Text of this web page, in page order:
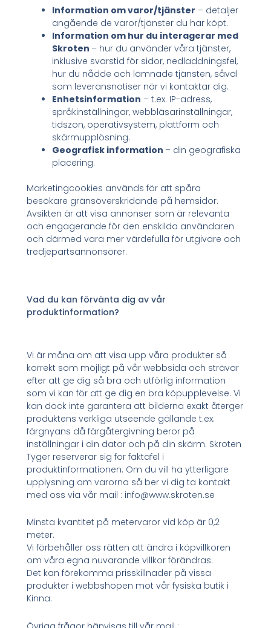
Information om varor/tjänster – detaljer
angående de varor/tjänster du har köpt.
Information om hur du interagerar med
Skroten – hur du använder våra tjänster,
inklusive svarstid för sidor, nedladdningsfel,
hur du nådde och lämnade tjänsten, såväl
som leveransnotiser när vi kontaktar dig.
Enhetsinformation – t.ex. IP-adress,
språkinställningar, webbläsarinställningar,
tidszon, operativsystem, plattform och
skärmupplösning.
Geografisk information – din geografiska
placering.
Marketingcookies används för att spåra
besökare gränsöverskridande på hemsidor.
Avsikten är att visa annonser som är relevanta
och engagerande för den enskilda användaren
och därmed vara mer värdefulla för utgivare och
tredjepartsannonsörer.
Vad du kan förvänta dig av vår
produktinformation?
Vi är måna om att visa upp våra produkter så
korrekt som möjligt på vår webbsida och strävar
efter att ge dig så bra och utförlig information
som vi kan för att ge dig en bra köpupplevelse. Vi
kan dock inte garantera att bilderna exakt återger
produktens verkliga utseende gällande t.ex.
färgnyans då färgåtergivning beror på
inställningar i din dator och på din skärm. Skroten
Tyger reserverar sig för faktafel i
produktinformationen. Om du vill ha ytterligare
upplysning om varorna så ber vi dig ta kontakt
med oss via vår mail : info@www.skroten.se
Minsta kvantitet på metervaror vid köp är 0,2
meter.
Vi förbehåller oss rätten att ändra i köpvillkoren
om våra egna nuvarande villkor förändras.
Det kan förekomma prisskillnader på vissa
produkter i webbshopen mot vår fysiska butik i
Kinna.